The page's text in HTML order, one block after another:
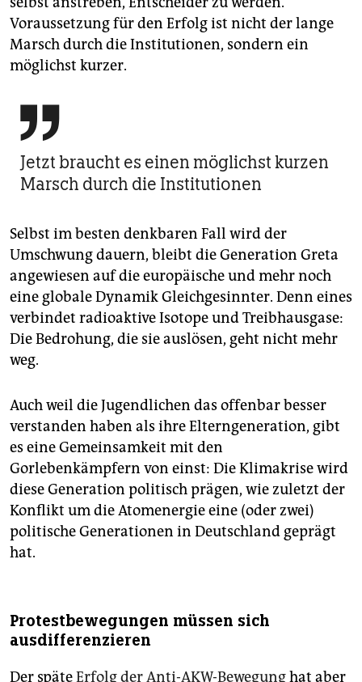
Voraussetzung für den Erfolg ist nicht der lange
Marsch durch die Institutionen, sondern ein
möglichst kurzer.

Jetzt braucht es einen möglichst kurzen
Marsch durch die Institutionen
Selbst im besten denkbaren Fall wird der
Umschwung dauern, bleibt die Generation Greta
angewiesen auf die europäische und mehr noch
eine globale Dynamik Gleichgesinnter. Denn eines
verbindet radioaktive Isotope und Treibhausgase:
Die Bedrohung, die sie auslösen, geht nicht mehr
weg.
Auch weil die Jugendlichen das offenbar besser
verstanden haben als ihre Elterngeneration, gibt
es eine Gemeinsamkeit mit den
Gorlebenkämpfern von einst: Die Klimakrise wird
diese Generation politisch prägen, wie zuletzt der
Konflikt um die Atomenergie eine (oder zwei)
politische Generationen in Deutschland geprägt
hat.
Protestbewegungen müssen sich
ausdifferenzieren
Der späteErfolg der Anti-AKW-Bewegunghat aber